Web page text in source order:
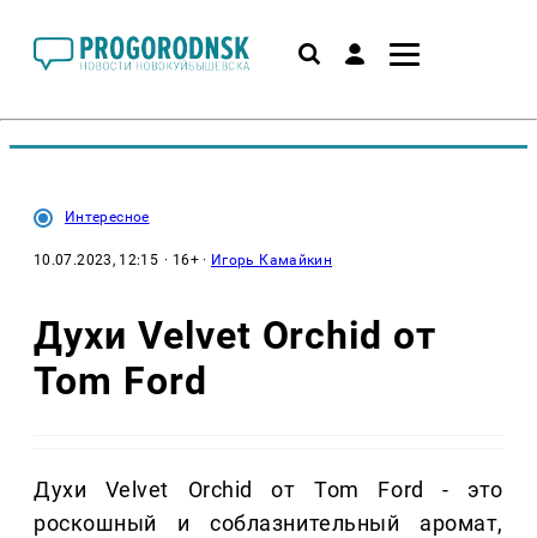
Интересное
10.07.2023, 12:15 · 16+ · Игорь Камайкин
Духи Velvet Orchid от
Tom Ford
Духи Velvet Orchid от Tom Ford - это
роскошный и соблазнительный аромат,